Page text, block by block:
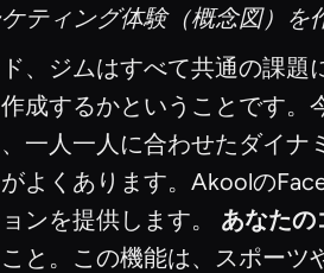
ティング体験（概念図）を
、ジムはすべて共通の課
成するかということです
一人一人に合わせたダイ
よくあります。Akoolの
ンを提供します。 あなたの
と。この機能は、スポー